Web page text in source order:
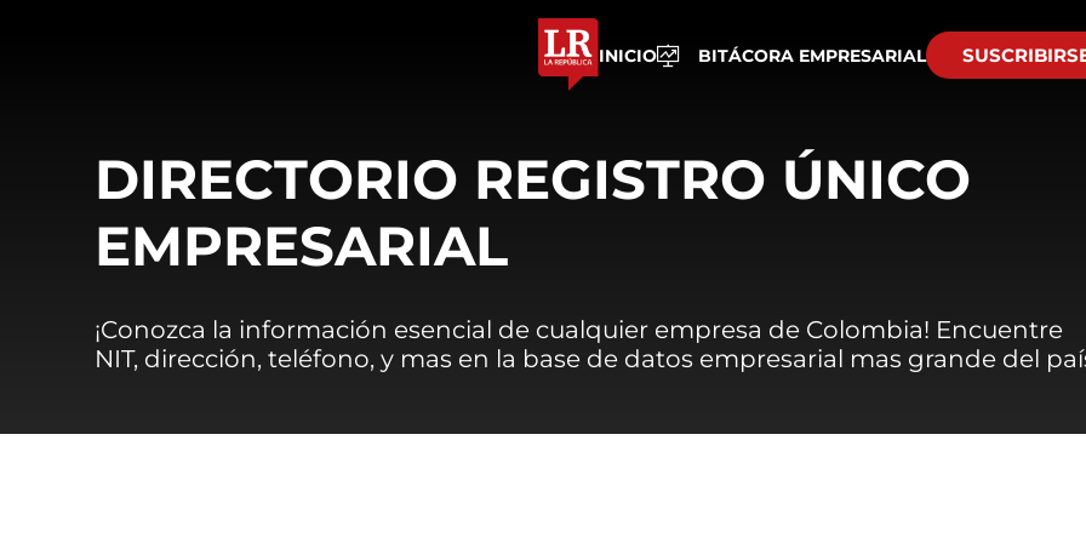
INICIO BITÁCORA EMPRESARIAL
DIRECTORIO REGISTRO ÚNICO
EMPRESARIAL
¡Conozca la información esencial de cualquier empresa de Colombia! Encuentre
NIT, dirección, teléfono, y mas en la base de datos empresarial mas grande del